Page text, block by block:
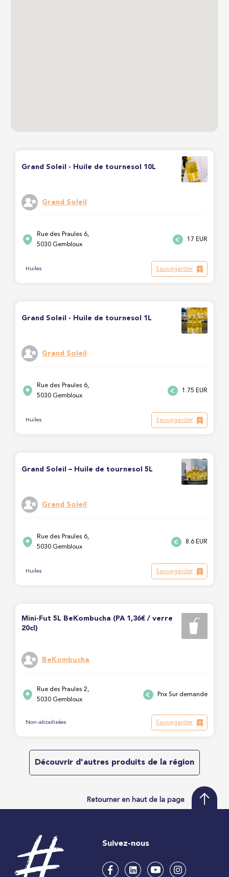
Grand Soleil - Huile de tournesol 10L
Grand Soleil
Rue des Praules 6,
5030 Gembloux
17 EUR
Huiles Sauvegarder
Grand Soleil - Huile de tournesol 1L
Grand Soleil
Rue des Praules 6,
5030 Gembloux
1.75 EUR
Huiles Sauvegarder
Grand Soleil – Huile de tournesol 5L
Grand Soleil
Rue des Praules 6,
5030 Gembloux
8.6 EUR
Huiles Sauvegarder
Mini-Fut 5L BeKombucha (PA 1,36€ / verre
20cl)
BeKombucha
Rue des Praules 2,
5030 Gembloux
Prix Sur demande
Non-alcoolisées Sauvegarder
Découvrir d'autres produits de la région
Retourner en haut de la page
Suivez-nous